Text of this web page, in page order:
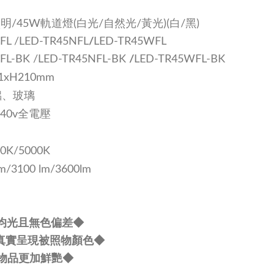
明/45W軌道燈(白光/自然光/黃光)(白/黑)
/ LED-TR45NFL/LED-TR45WFL
BK / LED-TR45NFL-BK /LED-TR45WFL-BK
玻璃
全電壓
5000K
3100 lm/3600lm
光且無色偏差◆
呈現被照物顏色◆
品更加鮮艷◆